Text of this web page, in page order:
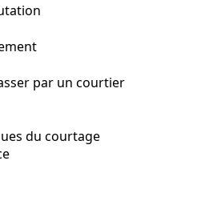
par un courtier
du courtage